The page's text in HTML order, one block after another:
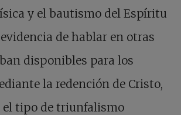
y el bautismo del Espíritu
de hablar en otras
disponibles para los
la redención de Cristo,
el tipo de triunfalismo